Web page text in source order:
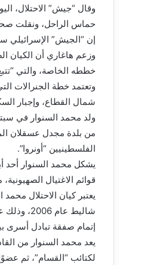
وقال “جيش” الاحتلال،
حماس الراحل، ونقلت
إن “الجيش” الإسرائيلي
وزعم هاغاري أن الكيان
خططه الخاصة، والتي
وتعتمد خطة الجنرالات
شمال القطاع، وإجبار
من بلدة مجدل عسقلان
الفلسطينيين “أونروا”.
يشكل محمد السنوار أحد
قوائم الاغتيال
يعتبر كيان الاحتلال
شاليط
إتمام صفقة تبادل أسرى
يعد محمد السنوار من
لكتائب “القسام”، ثم